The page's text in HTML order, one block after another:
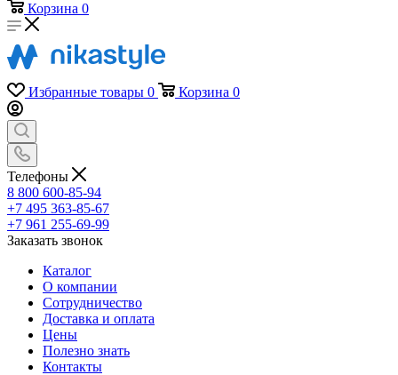
Корзина 0
Избранные товары 0 Корзина 0
Телефоны
8 800 600-85-94
+7 495 363-85-67
+7 961 255-69-99
Заказать звонок
Каталог
О компании
Сотрудничество
Доставка и оплата
Цены
Полезно знать
Контакты